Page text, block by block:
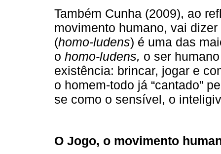
Também Cunha (2009), ao
movimento humano, vai
(homo-ludens) é uma das
o homo-ludens, o ser
existência: brincar, jogar e
o homem-todo já “cantado”
se como o sensível, o
O Jogo, o movimento